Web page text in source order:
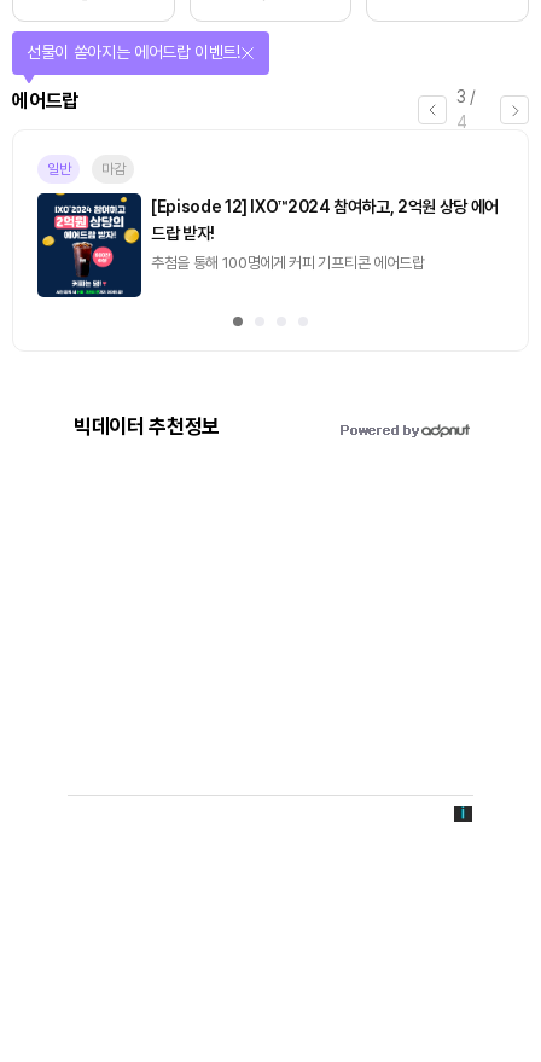
3 /
4
에어드랍
선물이 쏟아지는 에어드랍 이벤트!
일반 마감
[Episode 12] IXO™2024 참여하고, 2억원 상당 에어
드랍 받자!
추첨을 통해 100명에게 커피 기프티콘 에어드랍
빅데이터 추천정보